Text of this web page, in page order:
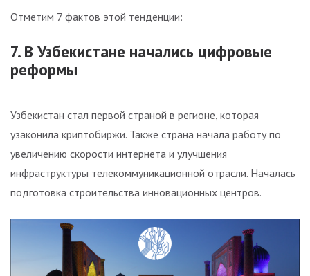
Отметим 7 фактов этой тенденции:
7. В Узбекистане начались цифровые
реформы
Узбекистан стал первой страной в регионе, которая
узаконила криптобиржи. Также страна начала работу по
увеличению скорости интернета и улучшения
инфраструктуры телекоммуникационной отрасли. Началась
подготовка строительства инновационных центров.